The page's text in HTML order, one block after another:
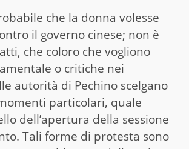
che la donna volesse
il governo cinese; non è
che coloro che vogliono
o critiche nei
autorità di Pechino scelgano
particolari, quale
dell’apertura della sessione
Tali forme di protesta sono